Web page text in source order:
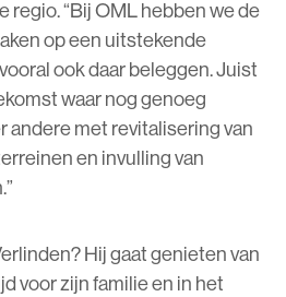
regio. “Bij OML hebben we de
op een uitstekende
ook daar beleggen. Juist
waar nog genoeg
andere met revitalisering van
en invulling van
Hij gaat genieten van
voor zijn familie en in het